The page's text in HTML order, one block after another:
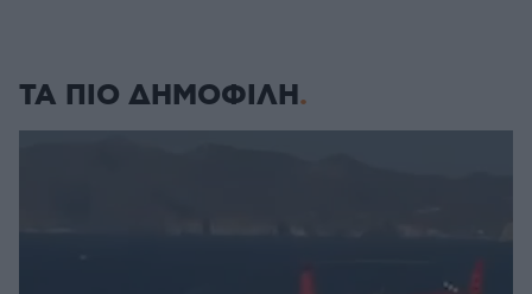
ΤΑ ΠΙΟ ΔΗΜΟΦΙΛΗ